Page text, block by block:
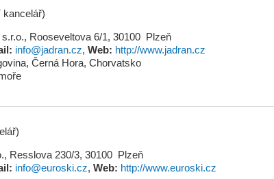
kancelář)
Rooseveltova 6/1, 30100 Plzeň
info@jadran.cz, Web: http://www.jadran.cz
, Černá Hora, Chorvatsko
Resslova 230/3, 30100 Plzeň
info@euroski.cz, Web: http://www.euroski.cz